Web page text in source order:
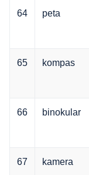
64 peta
65 kompas
66 binokular
67 kamera